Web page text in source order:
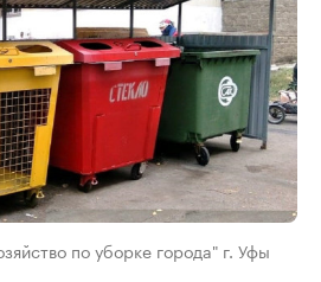
по уборке города" г. Уфы